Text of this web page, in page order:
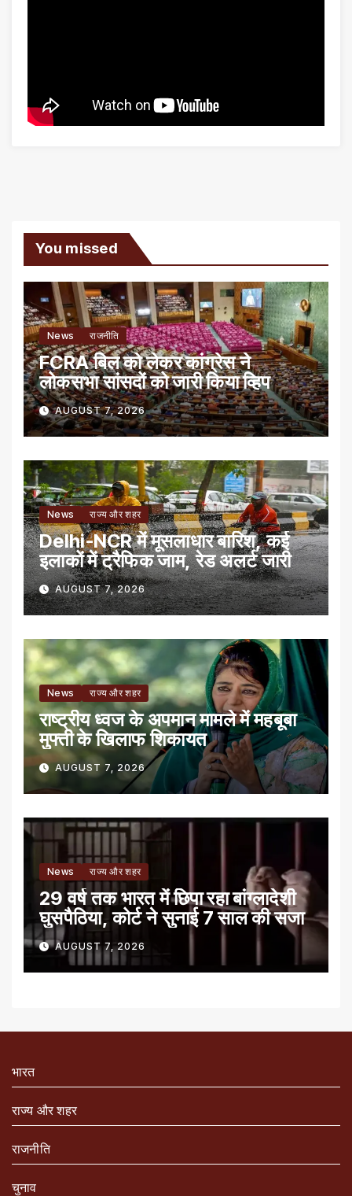
You missed
News राजनीति
FCRA बिल को लेकर कांग्रेस ने
लोकसभा सांसदों को जारी किया व्हिप
AUGUST 7, 2026
News राज्य और शहर
Delhi-NCR में मूसलाधार बारिश, कई
इलाकों में ट्रैफिक जाम, रेड अलर्ट जारी
AUGUST 7, 2026
News राज्य और शहर
राष्ट्रीय ध्वज के अपमान मामले में महबूबा
मुफ्ती के खिलाफ शिकायत
AUGUST 7, 2026
News राज्य और शहर
29 वर्ष तक भारत में छिपा रहा बांग्लादेशी
घुसपैठिया, कोर्ट ने सुनाई 7 साल की सजा
AUGUST 7, 2026
भारत
राज्य और शहर
राजनीति
चुनाव